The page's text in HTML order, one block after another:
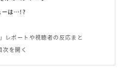
ーは…!?
レポートや視聴者の反応まと
次を開く